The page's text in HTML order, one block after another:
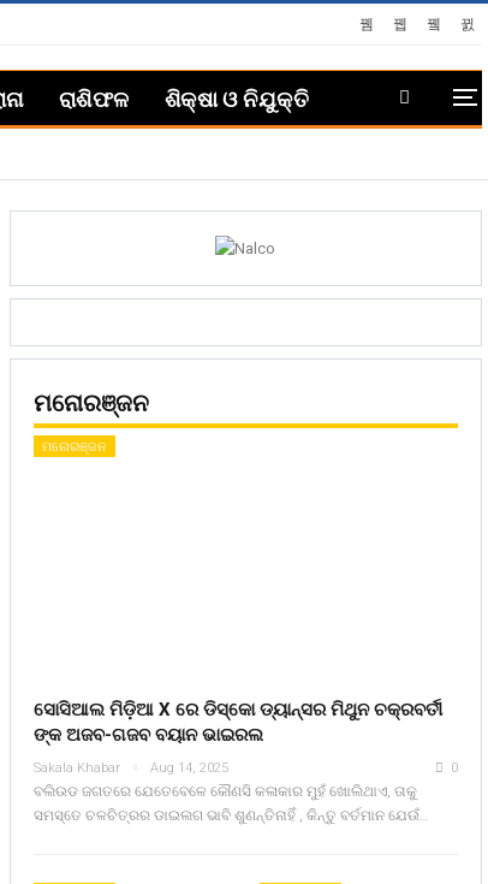
ରାଶିଫଳ ଶିକ୍ଷା ଓ ନିଯୁକ୍ତି
ମନୋରଞ୍ଜନ
ମନୋରଞ୍ଜନ
ସୋସିଆଲ ମିଡ଼ିଆ X ରେ ଡିସ୍କୋ ଡ୍ୟାନ୍ସର ମିଥୁନ ଚକ୍ରବର୍ତୀ
ଙ୍କ ଅଜବ-ଗଜବ ବୟାନ ଭାଇରଲ
Sakala Khabar Aug 14, 2025 0
ବଲିଉଡ ଜଗତରେ ଯେତେବେଳେ କୌଣସି କଳାକାର ମୁହଁ ଖୋଲିଥାଏ, ତାକୁ
ସମସ୍ତେ ଚଳଚିତ୍ରର ଡାଇଲଗ ଭାବି ଶୁଣନ୍ତିନାହିଁ , କିନ୍ତୁ ବର୍ତମାନ ଯେଉଁ…